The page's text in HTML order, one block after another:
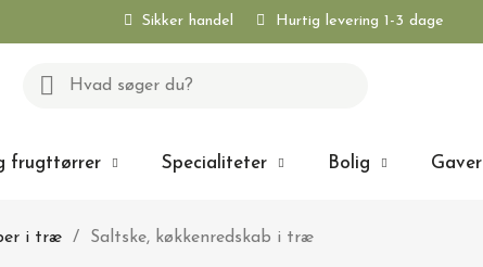
Sikker handel Hurtig levering 1-3 dage
frugttørrer Specialiteter Bolig Gaver
i træ Saltske, køkkenredskab i træ